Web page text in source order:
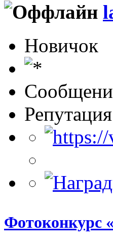
Новичок
Фотоконкурс